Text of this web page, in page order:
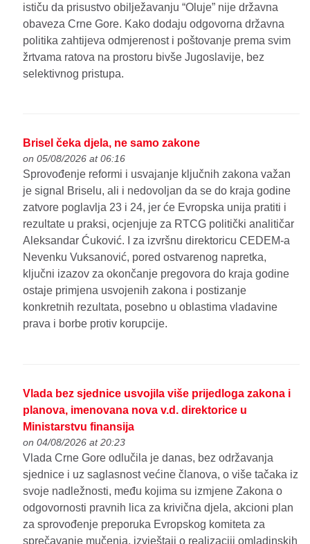
ističu da prisustvo obilježavanju “Oluje” nije državna
obaveza Crne Gore. Kako dodaju odgovorna državna
politika zahtijeva odmjerenost i poštovanje prema svim
žrtvama ratova na prostoru bivše Jugoslavije, bez
selektivnog pristupa.
Brisel čeka djela, ne samo zakone
on 05/08/2026 at 06:16
Sprovođenje reformi i usvajanje ključnih zakona važan
je signal Briselu, ali i nedovoljan da se do kraja godine
zatvore poglavlja 23 i 24, jer će Evropska unija pratiti i
rezultate u praksi, ocjenjuje za RTCG politički analitičar
Aleksandar Ćuković. I za izvršnu direktoricu CEDEM-a
Nevenku Vuksanović, pored ostvarenog napretka,
ključni izazov za okončanje pregovora do kraja godine
ostaje primjena usvojenih zakona i postizanje
konkretnih rezultata, posebno u oblastima vladavine
prava i borbe protiv korupcije.
Vlada bez sjednice usvojila više prijedloga zakona i
planova, imenovana nova v.d. direktorice u
Ministarstvu finansija
on 04/08/2026 at 20:23
Vlada Crne Gore odlučila je danas, bez održavanja
sjednice i uz saglasnost većine članova, o više tačaka iz
svoje nadležnosti, među kojima su izmjene Zakona o
odgovornosti pravnih lica za krivična djela, akcioni plan
za sprovođenje preporuka Evropskog komiteta za
sprečavanje mučenja, izvještaji o realizaciji omladinskih